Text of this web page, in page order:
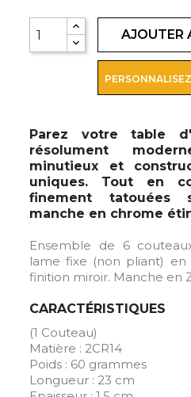
AJOUTER
Parez votre table
résolument
minutieux et
uniques. Tout en
finement tatouées
manche en chrome
Ensemble de 6
lame fixe (non pliant) en
finition miroir. Manche en
CARACTÉRISTIQUES
(1 Couteau)
Matière : 2CR14
Poids : 60 grammes
Longueur : 23 cm